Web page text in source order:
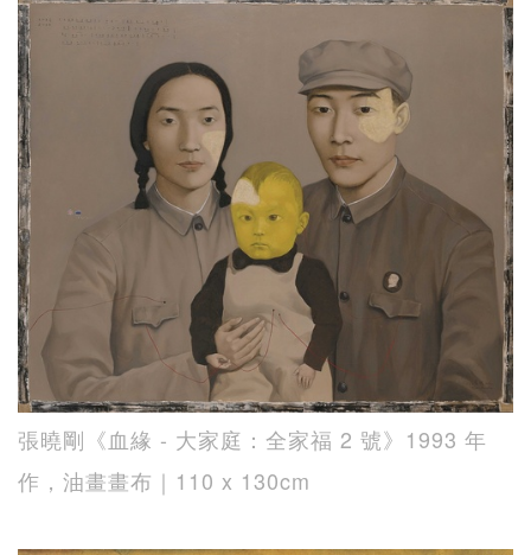
張曉剛《血緣 - 大家庭：全家福 2 號》1993 年
作，油畫畫布｜110 x 130cm